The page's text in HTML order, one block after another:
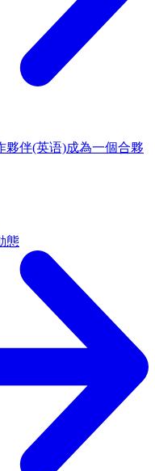
夥伴(英语)成為一個合夥
態